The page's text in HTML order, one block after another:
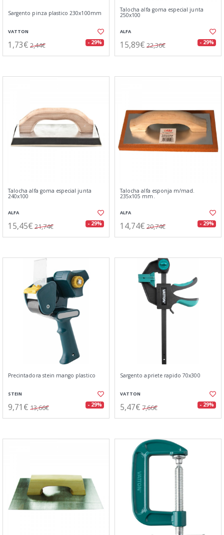
Sargento pinza plastico 230x100mm
VATTON
1,73€ 2,44€ - 29%
Talocha alfa goma especial junta
250x100
ALFA
15,89€ 22,36€ - 29%
Talocha alfa goma especial junta
240x100
ALFA
15,45€ 21,74€ - 29%
Talocha alfa esponja m/mad.
235x105 mm.
ALFA
14,74€ 20,74€ - 29%
Precintadora stein mango plastico
STEIN
9,71€ 13,66€ - 29%
Sargento apriete rapido 70x300
VATTON
5,47€ 7,66€ - 29%